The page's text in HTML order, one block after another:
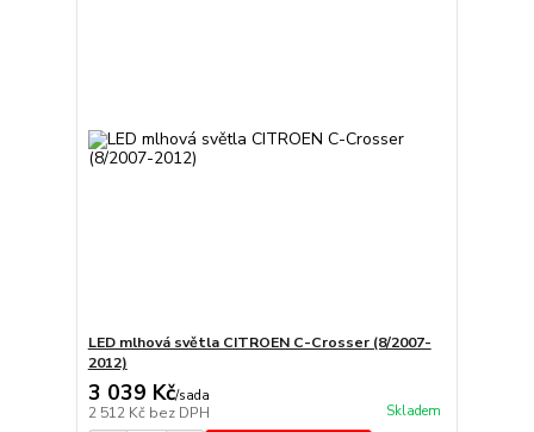
LED mlhová světla CITROEN C-Crosser (8/2007-
2012)
3 039 Kč/sada
2 512 Kč bez DPH Skladem